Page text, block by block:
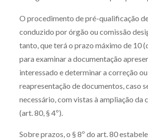
O procedimento de pré-qualificação
conduzido por órgão ou comissão
tanto, que terá o prazo máximo de 10
para examinar a documentação
interessado e determinar a correção ou
reapresentação de documentos, caso
necessário, com vistas à ampliação da
(art. 80, § 4º).
Sobre prazos, o § 8º do art. 80